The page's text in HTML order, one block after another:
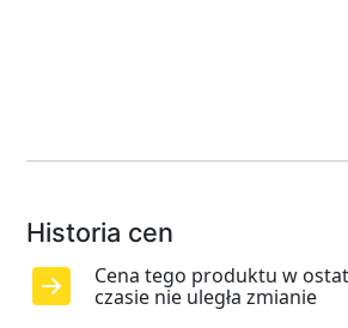
Historia cen
Cena tego produktu w
czasie nie uległa zmianie